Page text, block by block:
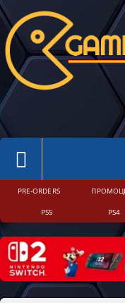
PRE-ORDERS
PS5 PS4